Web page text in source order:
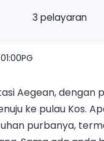
3 pelayaran
Aegean,
ke pulau Kos.
purbanya,